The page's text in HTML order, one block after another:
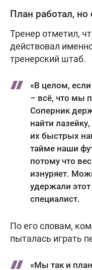
План работал, но
Тренер отметил,
действовал
тренерский штаб.
«В целом,
– всё, что мы
Соперник
найти
их быстрых
тайме наши
потому что
изнуряет.
удержали этот
специалист.
По его словам,
пыталась играть
«Мы так и